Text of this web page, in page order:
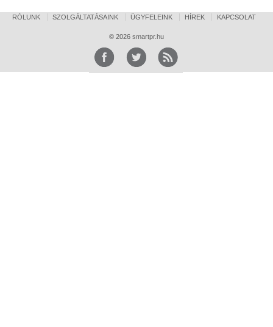
RÓLUNK SZOLGÁLTATÁSAINK ÜGYFELEINK HÍREK KAPCSOLAT
© 2026 smartpr.hu